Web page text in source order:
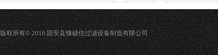
版权所有© 2018 固安县慷硕佳过滤设备制造有限公司